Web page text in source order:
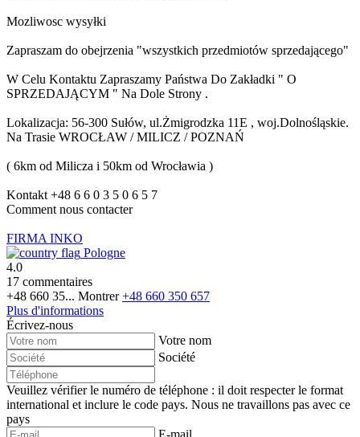
Mozliwosc wysyłki
Zapraszam do obejrzenia "wszystkich przedmiotów sprzedającego"
W Celu Kontaktu Zapraszamy Państwa Do Zakładki " O
SPRZEDAJĄCYM " Na Dole Strony .
Lokalizacja: 56-300 Sułów, ul.Żmigrodzka 11E , woj.Dolnośląskie.
Na Trasie WROCŁAW / MILICZ / POZNAŃ
( 6km od Milicza i 50km od Wrocławia )
Kontakt +48 6 6 0 3 5 0 6 5 7
Comment nous contacter
FIRMA INKO
Pologne
4.0
17 commentaires
+48 660 35... Montrer+48 660 350 657
Plus d'informations
Écrivez-nous
Votre nom
Société
Veuillez vérifier le numéro de téléphone : il doit respecter le format
international et inclure le code pays. Nous ne travaillons pas avec ce
pays
E-mail